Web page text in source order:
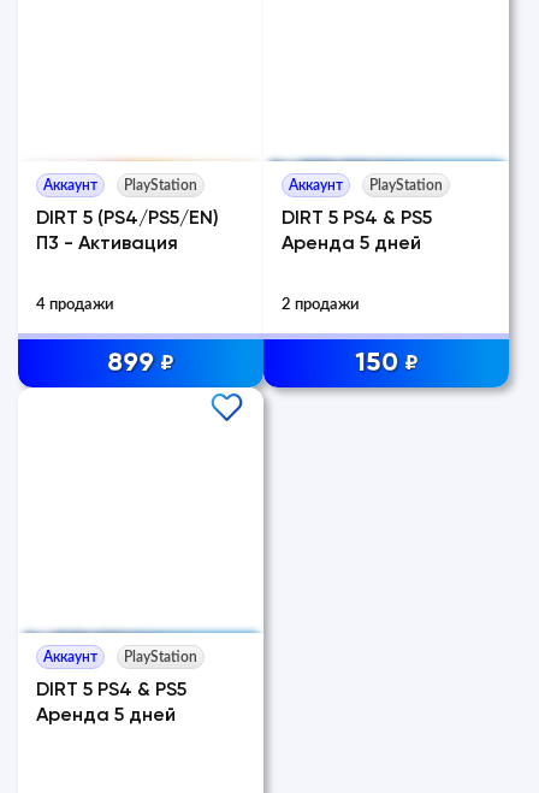
Аккаунт PlayStation
DIRT 5 (PS4/PS5/EN)
П3 - Активация
4 продажи
899 ₽
Аккаунт PlayStation
DIRT 5 PS4 & PS5
Аренда 5 дней
2 продажи
150 ₽
Аккаунт PlayStation
DIRT 5 PS4 & PS5
Аренда 5 дней